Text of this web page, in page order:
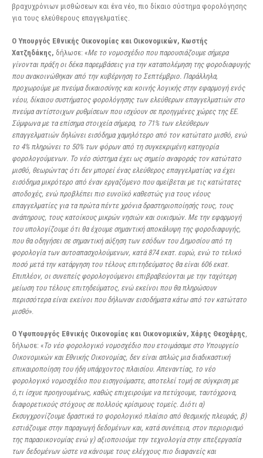
βραχυχρόνιων μισθώσεων και ένα νέο, πιο δίκαιο σύστημα φορολόγησης
για τους ελεύθερους επαγγελματίες.
Ο Υπουργός Εθνικής Οικονομίας και Οικονομικών, Κωστής
Χατζηδάκης, δήλωσε: «Με το νομοσχέδιο που παρουσιάζουμε σήμερα
γίνονται πράξη οι δέκα παρεμβάσεις για την καταπολέμηση της φοροδιαφυγής
που ανακοινώθηκαν από την κυβέρνηση το Σεπτέμβριο. Παράλληλα,
προχωρούμε με πνεύμα δικαιοσύνης και κοινής λογικής στην εφαρμογή ενός
νέου, δίκαιου συστήματος φορολόγησης των ελεύθερων επαγγελματιών στο
πνεύμα αντίστοιχων ρυθμίσεων που ισχύουν σε προηγμένες χώρες της ΕΕ.
Σύμφωνα με τα επίσημα στοιχεία σήμερα, το 71% των ελεύθερων
επαγγελματιών δηλώνει εισόδημα χαμηλότερο από τον κατώτατο μισθό, ενώ
το 4% πληρώνει το 50% των φόρων από τη συγκεκριμένη κατηγορία
φορολογούμενων. Το νέο σύστημα έχει ως σημείο αναφοράς τον κατώτατο
μισθό, θεωρώντας ότι δεν μπορεί ένας ελεύθερος επαγγελματίας να έχει
εισόδημα μικρότερο από έναν εργαζόμενο που αμείβεται με τις κατώτατες
αποδοχές, ενώ προβλέπει πιο ευνοϊκό καθεστώς για τους νέους
επαγγελματίες για τα πρώτα πέντε χρόνια δραστηριοποίησής τους, τους
ανάπηρους, τους κατοίκους μικρών νησιών και οικισμών. Με την εφαρμογή
του υπολογίζουμε ότι θα έχουμε σημαντική αποκάλυψη της φοροδιαφυγής,
που θα οδηγήσει σε σημαντική αύξηση των εσόδων του Δημοσίου από τη
φορολογία των αυτοαπασχολούμενων, κατά 874 εκατ. ευρώ, ενώ το τελικό
ποσό μετά την κατάργηση του τέλους επιτηδεύματος θα είναι 606 εκατ.
Επιπλέον, οι συνεπείς φορολογούμενοι επιβραβεύονται με την ταχύτερη
μείωση του τέλους επιτηδεύματος, ενώ εκείνοι που θα πληρώσουν
περισσότερα είναι εκείνοι που δήλωναν εισοδήματα κάτω από τον κατώτατο
μισθό».
Ο Υφυπουργός Εθνικής Οικονομίας και Οικονομικών, Χάρης Θεοχάρης,
δήλωσε: «Το νέο φορολογικό νομοσχέδιο που ετοιμάσαμε στο Υπουργείο
Οικονομικών και Εθνικής Οικονομίας, δεν είναι απλώς μια διαδικαστική
επικαιροποίηση του ήδη υπάρχοντος πλαισίου. Απεναντίας, το νέο
φορολογικό νομοσχέδιο που εισηγούμαστε, αποτελεί τομή σε σύγκριση με
ό,τι ίσχυε προηγουμένως, καθώς επιχειρούμε να πετύχουμε, ταυτόχρονα,
διαφορετικούς στόχους σε πολλούς κρίσιμους τομείς. Διότι α)
Εκσυγχρονίζουμε δραστικά το φορολογικό πλαίσιο από θεσμικής πλευράς, β)
εστιάζουμε στην παραγωγή δεδομένων και, κατά συνέπεια, στον περιορισμό
της παραοικονομίας ενώ γ) αξιοποιούμε την τεχνολογία στην επεξεργασία
των δεδομένων ώστε να κάνουμε τους ελέγχους πιο διαφανείς και